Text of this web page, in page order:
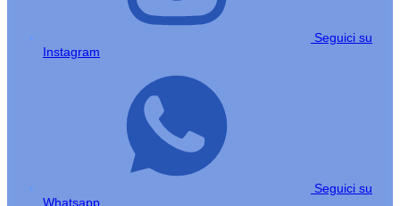
Seguici su
Instagram
Seguici su
Whatsapp